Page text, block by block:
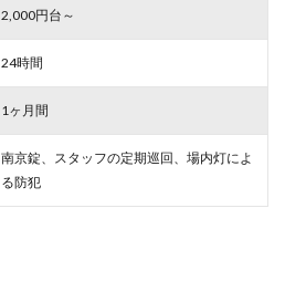
2,000円台～
24時間
1ヶ月間
南京錠、スタッフの定期巡回、場内灯によ
る防犯